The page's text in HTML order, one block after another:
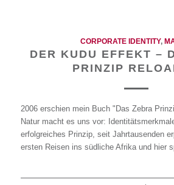
CORPORATE IDENTITY,
DER KUDU EFFEKT –
PRINZIP
2006 erschien mein Buch "Das Zebra
Natur macht es uns vor:
erfolgreiches Prinzip, seit Jahrtausenden
ersten Reisen ins südliche Afrika und hier